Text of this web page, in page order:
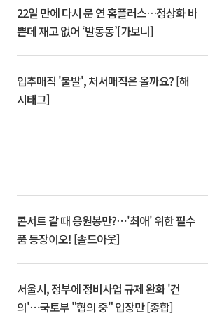
22일 만에 다시 문 연 홈플러스…정상화 바
쁜데 재고 없어 ‘발동동’[가보니]
입추매직 '불발', 처서매직은 올까요? [해
시태그]
콘서트 갈 때 응원봉만?⋯'최애' 위한 필수
품 등장이오! [솔드아웃]
서울시, 정부에 정비사업 규제 완화 '건
의'⋯국토부 "협의 중" 입장만 [종합]